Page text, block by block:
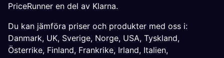
PriceRunner en del av Klarna.
Du kan jämföra priser och produkter med oss i:
Danmark, UK, Sverige, Norge, USA, Tyskland,
Österrike, Finland, Frankrike, Irland, Italien,